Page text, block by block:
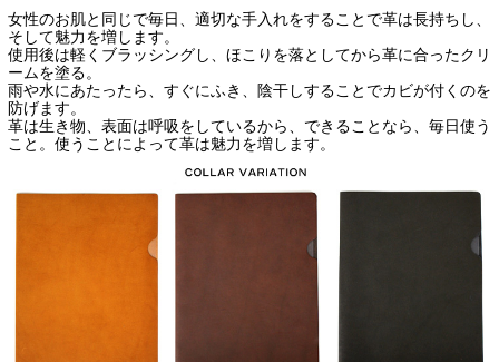
女性のお肌と同じで毎日、適切な手入れをすることで革は長持ちし、
そして魅力を増します。
使用後は軽くブラッシングし、ほこりを落としてから革に合ったクリ
ームを塗る。
雨や水にあたったら、すぐにふき、陰干しすることでカビが付くのを
防げます。
革は生き物、表面は呼吸をしているから、できることなら、毎日使う
こと。使うことによって革は魅力を増します。